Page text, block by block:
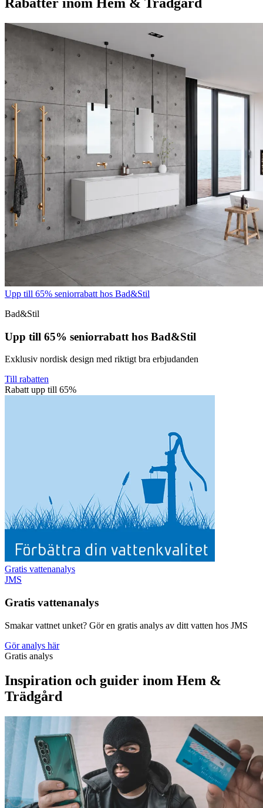
Upp till 65% seniorrabatt hos Bad&Stil
Bad&Stil
Upp till 65% seniorrabatt hos Bad&Stil
Exklusiv nordisk design med riktigt bra erbjudanden
Till rabatten
Rabatt upp till 65%
Gratis vattenanalys
JMS
Gratis vattenanalys
Smakar vattnet unket? Gör en gratis analys av ditt vatten hos JMS
Gör analys här
Gratis analys
Inspiration och guider inom Hem &
Trädgård